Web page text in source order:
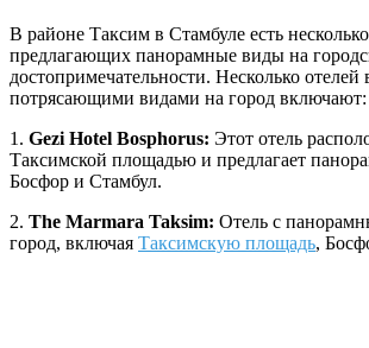
В районе Таксим в Стамбуле есть
предлагающих панорамные виды на
достопримечательности. Несколько отелей
потрясающими видами на город включают:
1. Gezi Hotel Bosphorus: Этот отель
Таксимской площадью и предлагает
Босфор и Стамбул.
2. The Marmara Taksim: Отель с
город, включая Таксимскую площадь,